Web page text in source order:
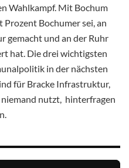
Wahlkampf. Mit Bochum
Bochumer sei, an
gemacht und an der Ruhr
hat. Die drei wichtigsten
in der nächsten
für Bracke Infrastruktur,
niemand nutzt, hinterfragen